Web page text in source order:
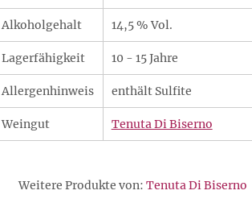
Alkoholgehalt 14,5 % Vol.
Lagerfähigkeit 10 - 15 Jahre
Allergenhinweis enthält Sulfite
Weingut Tenuta Di Biserno
Weitere Produkte von: Tenuta Di Biserno